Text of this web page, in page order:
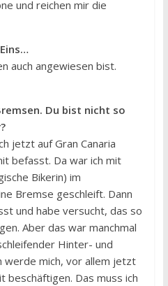
und reichen mir die
auch angewiesen bist.
Du bist nicht so
jetzt auf Gran Canaria
befasst. Da war ich mit
Bikerin) im
Bremse geschleift. Dann
und habe versucht, das so
Aber das war manchmal
Hinter- und
werde mich, vor allem jetzt
beschäftigen. Das muss ich